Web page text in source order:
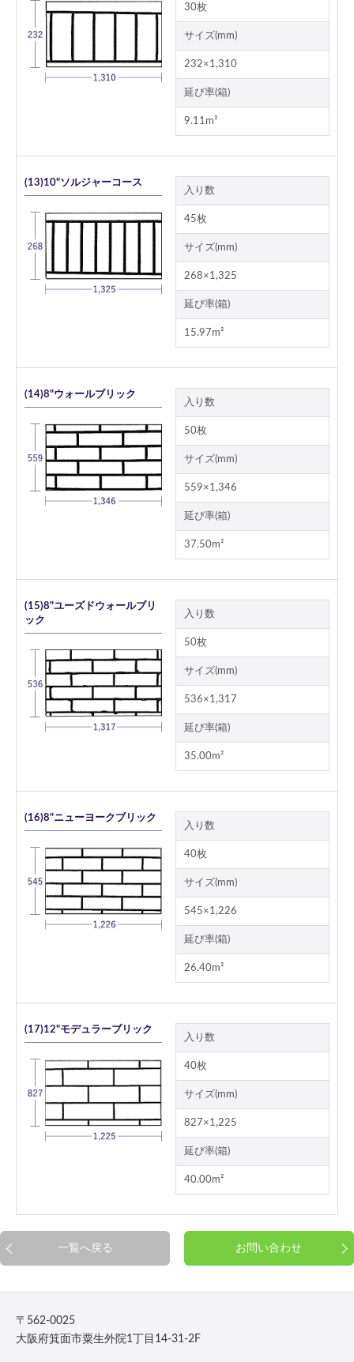
30枚
サイズ(mm)
232×1,310
延び率(箱)
9.11m²
(13)10"ソルジャーコース
入り数
45枚
サイズ(mm)
268×1,325
延び率(箱)
15.97m²
(14)8"ウォールブリック
入り数
50枚
サイズ(mm)
559×1,346
延び率(箱)
37.50m²
(15)8"ユーズドウォールブリ
ック
入り数
50枚
サイズ(mm)
536×1,317
延び率(箱)
35.00m²
(16)8"ニューヨークブリック
入り数
40枚
サイズ(mm)
545×1,226
延び率(箱)
26.40m²
(17)12"モデュラーブリック
入り数
40枚
サイズ(mm)
827×1,225
延び率(箱)
40.00m²
一覧へ戻る お問い合わせ
〒562-0025
大阪府箕面市粟生外院1丁目14-31-2F